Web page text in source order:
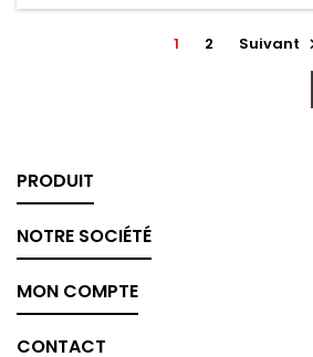
1 2 Suivant
PRODUIT
NOTRE SOCIÉTÉ
MON COMPTE
CONTACT